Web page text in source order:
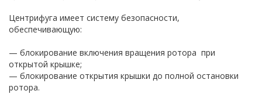
Центрифуга имеет систему безопасности,
обеспечивающую:
— блокирование включения вращения ротора при
открытой крышке;
— блокирование открытия крышки до полной остановки
ротора.